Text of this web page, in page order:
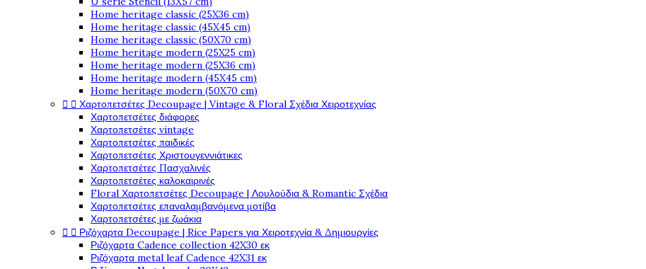
Home heritage classic (25X36 cm)
Home heritage classic (45X45 cm)
Home heritage classic (50X70 cm)
Home heritage modern (25X25 cm)
Home heritage modern (25X36 cm)
Home heritage modern (45X45 cm)
Home heritage modern (50X70 cm)
  Χαρτοπετσέτες Decoupage | Vintage & Floral Σχέδια Χειροτεχνίας
Χαρτοπετσέτες διάφορες
Χαρτοπετσέτες vintage
Χαρτοπετσέτες παιδικές
Χαρτοπετσέτες Χριστουγεννιάτικες
Χαρτοπετσέτες Πασχαλινές
Χαρτοπετσέτες καλοκαιρινές
Floral Χαρτοπετσέτες Decoupage | Λουλούδια & Romantic Σχέδια
Χαρτοπετσέτες επαναλαμβανόμενα μοτίβα
Χαρτοπετσέτες με ζωάκια
  Ριζόχαρτα Decoupage | Rice Papers για Χειροτεχνία & Δημιουργίες
Ριζόχαρτα Cadence collection 42X30 εκ
Ριζόχαρτα metal leaf Cadence 42X31 εκ